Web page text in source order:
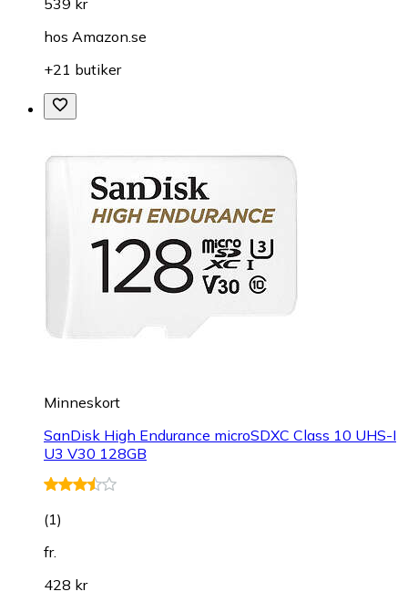
hos Amazon.se
+21 butiker
Minneskort
SanDisk High Endurance microSDXC Class 10 UHS-I
U3 V30 128GB
(1)
fr.
428 kr